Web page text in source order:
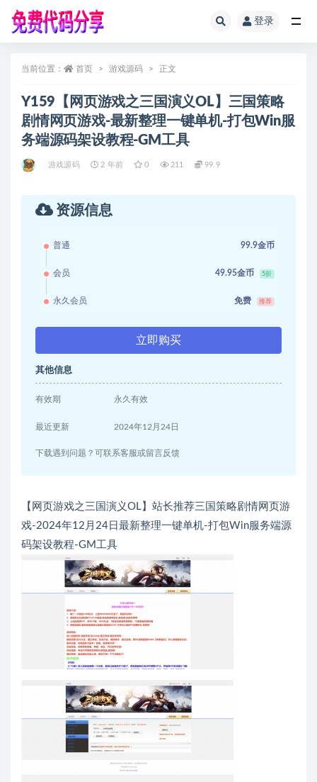
登录
当前位置： 首页 游戏源码 正文
Y159【网页游戏之三国演义OL】三国策略
剧情网页游戏-最新整理一键单机-打包Win服
务端源码架设教程-GM工具
游戏源码 2 年前 0 211 99.9
资源信息
普通 99.9金币
会员 49.95金币 5折
永久会员 免费 推荐
立即购买
其他信息
有效期 永久有效
最近更新 2024年12月24日
下载遇到问题？可联系客服或留言反馈
【网页游戏之三国演义OL】站长推荐三国策略剧情网页游
戏-2024年12月24日最新整理一键单机-打包Win服务端源
码架设教程-GM工具